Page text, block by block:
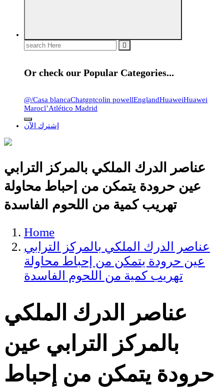
Search
for:
Or check our Popular Categories...
@/Casa blancaChatgptcolin powellEnglandHuaweiHuawei
Marocl’Atlético Madrid
إشترك الآن
عناصر الدرك الملكي بالمركز الترابي
عين حرودة يتمكن من إحباط محاولة
تهريب كمية من اللحوم الفاسدة
Home
عناصر الدرك الملكي بالمركز الترابي
عين حرودة يتمكن من إحباط محاولة
تهريب كمية من اللحوم الفاسدة
عناصر الدرك الملكي
بالمركز الترابي عين
حرودة يتمكن من إحباط